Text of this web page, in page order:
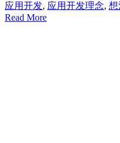
应用开发, 应用开发理念, 想
Read More